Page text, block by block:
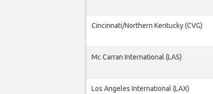
Cincinnati/Northern Kentucky (CVG)
Mc Carran International (LAS)
Los Angeles International (LAX)